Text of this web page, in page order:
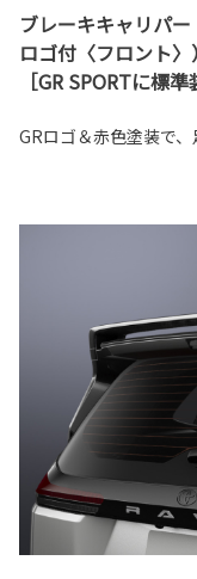
ブレーキキャリパ
ロゴ付〈フロント〉）
［GR SPORTに標準
GRロゴ＆赤色塗装で、